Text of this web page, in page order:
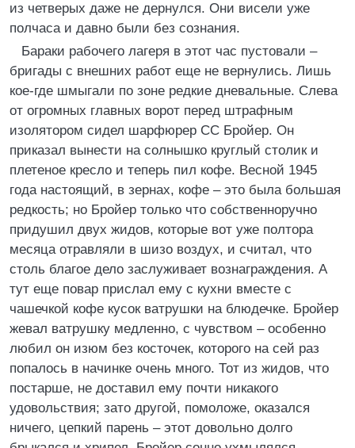
из четверых даже не дернулся. Они висели уже
полчаса и давно были без сознания.
Бараки рабочего лагеря в этот час пустовали –
бригады с внешних работ еще не вернулись. Лишь
кое-где шмыгали по зоне редкие дневальные. Слева
от огромных главных ворот перед штрафным
изолятором сидел шарфюрер СС Бройер. Он
приказал вынести на солнышко круглый столик и
плетеное кресло и теперь пил кофе. Весной 1945
года настоящий, в зернах, кофе – это была большая
редкость; но Бройер только что собственноручно
придушил двух жидов, которые вот уже полтора
месяца отравляли в шизо воздух, и считал, что
столь благое дело заслуживает вознаграждения. А
тут еще повар прислал ему с кухни вместе с
чашечкой кофе кусок ватрушки на блюдечке. Бройер
жевал ватрушку медленно, с чувством – особенно
любил он изюм без косточек, которого на сей раз
попалось в начинке очень много. Тот из жидов, что
постарше, не доставил ему почти никакого
удовольствия; зато другой, помоложе, оказался
ничего, цепкий парень – этот довольно долго